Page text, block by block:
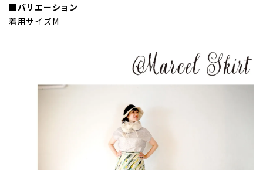
■バリエーション
着用サイズM